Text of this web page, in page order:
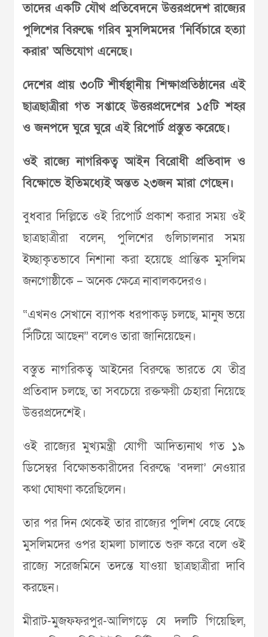
তাদের একটি যৌথ প্রতিবেদনে উত্তরপ্রদেশ রাজ্যের
পুলিশের বিরুদ্ধে গরিব মুসলিমদের ‘নির্বিচারে হত্যা
করার’ অভিযোগ এনেছে।
দেশের প্রায় ৩০টি শীর্ষস্থানীয় শিক্ষাপ্রতিষ্ঠানের এই
ছাত্রছাত্রীরা গত সপ্তাহে উত্তরপ্রদেশের ১৫টি শহর
ও জনপদে ঘুরে ঘুরে এই রিপোর্ট প্রস্তুত করেছে।
ওই রাজ্যে নাগরিকত্ব আইন বিরোধী প্রতিবাদ ও
বিক্ষোভে ইতিমধ্যেই অন্তত ২৩জন মারা গেছেন।
বুধবার দিল্লিতে ওই রিপোর্ট প্রকাশ করার সময় ওই
ছাত্রছাত্রীরা বলেন, পুলিশের গুলিচালনার সময়
ইচ্ছাকৃতভাবে নিশানা করা হয়েছে প্রান্তিক মুসলিম
জনগোষ্ঠীকে – অনেক ক্ষেত্রে নাবালকদেরও।
“এখনও সেখানে ব্যাপক ধরপাকড় চলছে, মানুষ ভয়ে
সিঁটিয়ে আছেন” বলেও তারা জানিয়েছেন।
বস্তুত নাগরিকত্ব আইনের বিরুদ্ধে ভারতে যে তীব্র
প্রতিবাদ চলছে, তা সবচেয়ে রক্তক্ষয়ী চেহারা নিয়েছে
উত্তরপ্রদেশেই।
ওই রাজ্যের মুখ্যমন্ত্রী যোগী আদিত্যনাথ গত ১৯
ডিসেম্বর বিক্ষোভকারীদের বিরুদ্ধে ‘বদলা’ নেওয়ার
কথা ঘোষণা করেছিলেন।
তার পর দিন থেকেই তার রাজ্যের পুলিশ বেছে বেছে
মুসলিমদের ওপর হামলা চালাতে শুরু করে বলে ওই
রাজ্যে সরেজমিনে তদন্তে যাওয়া ছাত্রছাত্রীরা দাবি
করছেন।
মীরাট-মুজফফরপুর-আলিগড়ে যে দলটি গিয়েছিল,